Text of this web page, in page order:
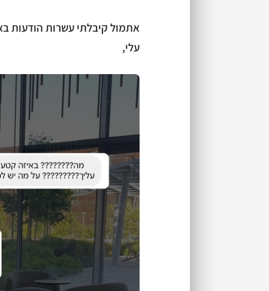
אתמול קיבלתי עשרות הודעות
עלי,